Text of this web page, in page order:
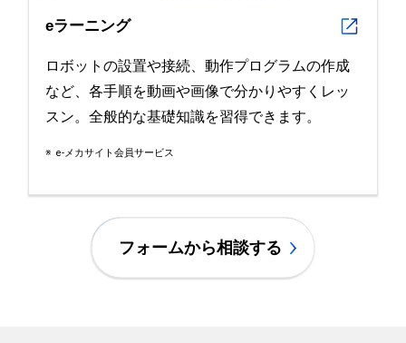
eラーニング
ロボットの設置や接続、動作プログラムの作成
など、各手順を動画や画像で分かりやすくレッ
スン。全般的な基礎知識を習得できます。
e-メカサイト会員サービス
フォームから相談する